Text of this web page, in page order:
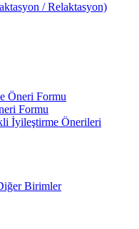
/ Relaktasyon)
Öneri Formu
Formu
İyileştirme Önerileri
Birimler